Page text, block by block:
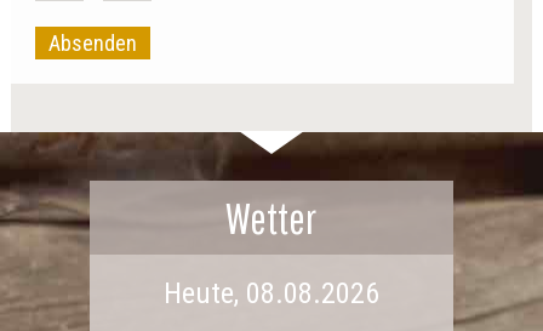
Absenden
Wetter
Heute, 08.08.2026